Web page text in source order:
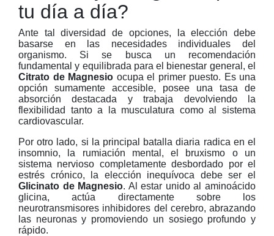
tu día a día?
Ante tal diversidad de opciones, la elección debe
basarse en las necesidades individuales del
organismo. Si se busca un recomendación
fundamental y equilibrada para el bienestar general, el
Citrato de Magnesio ocupa el primer puesto. Es una
opción sumamente accesible, posee una tasa de
absorción destacada y trabaja devolviendo la
flexibilidad tanto a la musculatura como al sistema
cardiovascular.
Por otro lado, si la principal batalla diaria radica en el
insomnio, la rumiación mental, el bruxismo o un
sistema nervioso completamente desbordado por el
estrés crónico, la elección inequívoca debe ser el
Glicinato de Magnesio. Al estar unido al aminoácido
glicina, actúa directamente sobre los
neurotransmisores inhibidores del cerebro, abrazando
las neuronas y promoviendo un sosiego profundo y
rápido.